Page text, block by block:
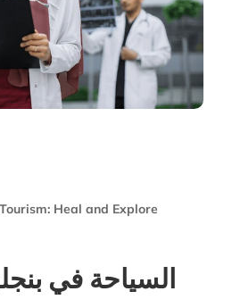
Heal and Explore
السياحة في